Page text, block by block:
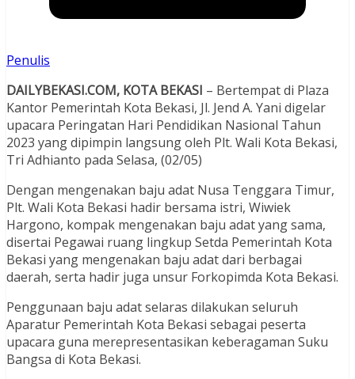
Penulis
DAILYBEKASI.COM, KOTA BEKASI – Bertempat di Plaza
Kantor Pemerintah Kota Bekasi, Jl. Jend A. Yani digelar
upacara Peringatan Hari Pendidikan Nasional Tahun
2023 yang dipimpin langsung oleh Plt. Wali Kota Bekasi,
Tri Adhianto pada Selasa, (02/05)
Dengan mengenakan baju adat Nusa Tenggara Timur,
Plt. Wali Kota Bekasi hadir bersama istri, Wiwiek
Hargono, kompak mengenakan baju adat yang sama,
disertai Pegawai ruang lingkup Setda Pemerintah Kota
Bekasi yang mengenakan baju adat dari berbagai
daerah, serta hadir juga unsur Forkopimda Kota Bekasi.
Penggunaan baju adat selaras dilakukan seluruh
Aparatur Pemerintah Kota Bekasi sebagai peserta
upacara guna merepresentasikan keberagaman Suku
Bangsa di Kota Bekasi.